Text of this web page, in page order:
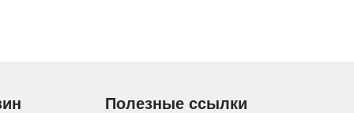
Полезные ссылки